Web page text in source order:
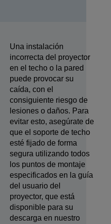
Una instalación
incorrecta del proyector
en el techo o la pared
puede provocar su
caída, con el
consiguiente riesgo de
lesiones o daños. Para
evitar esto, asegúrate de
que el soporte de techo
esté fijado de forma
segura utilizando todos
los puntos de montaje
especificados en la guía
del usuario del
proyector, que está
disponible para su
descarga en nuestro